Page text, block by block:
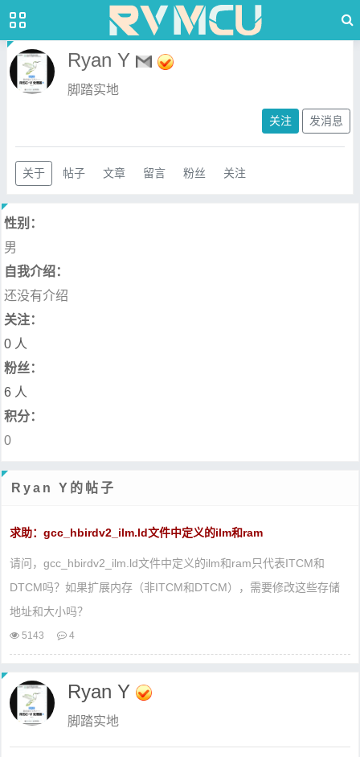
Ryan Y
脚踏实地
关注 发消息
关于 帖子 文章 留言 粉丝 关注
性别：
男
自我介绍：
还没有介绍
关注：
0 人
粉丝：
6 人
积分：
0
Ryan Y的帖子
求助：gcc_hbirdv2_ilm.ld文件中定义的ilm和ram
请问，gcc_hbirdv2_ilm.ld文件中定义的ilm和ram只代表ITCM和
DTCM吗？如果扩展内存（非ITCM和DTCM），需要修改这些存储
地址和大小吗？
5143 4
Ryan Y
脚踏实地